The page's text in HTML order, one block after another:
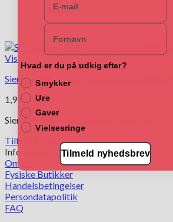
Vis
Siersbøl 9kt figaro guldarmbånd
1,995.00kr.
Siersbøl figaro 9kt guldarmbånd i 16cm +
Tilføj til kurv
Information
Om Os
Fysiske Butikker
Handelsbetingelser
Persondatapolitik
FAQ
Navn
Hvad er du på udkig efter?
Smykker
Ure
Gaver
Vielsesringe
Tilmeld nyhedsbrev